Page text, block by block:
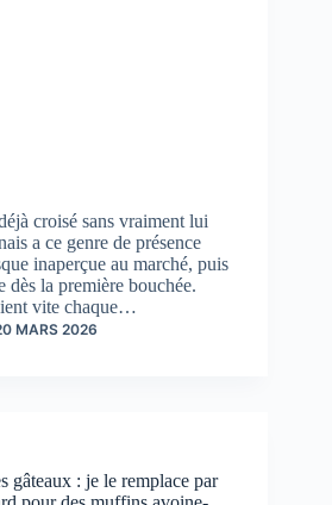
croisé sans vraiment lui
a ce genre de présence
inaperçue au marché, puis
la première bouchée.
vite chaque…
MARS 2026
gâteaux : je le remplace par